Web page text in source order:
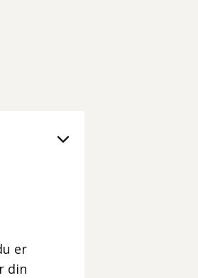
er
din